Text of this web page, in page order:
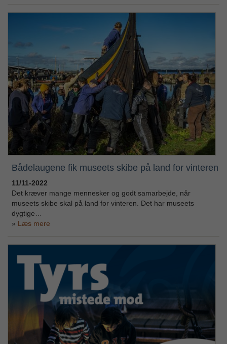
Bådelaugene fik museets skibe på land for vinteren
11/11-2022
Det kræver mange mennesker og godt samarbejde, når
museets skibe skal på land for vinteren. Det har museets
dygtige…
Læs mere